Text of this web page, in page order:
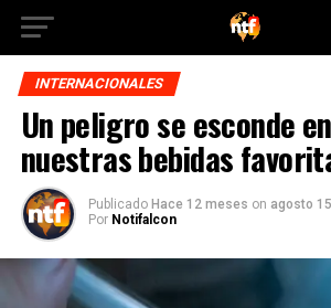
INTERNACIONALES
Un peligro se esconde
nuestras bebidas
Publicado Hace 12 meses on agosto
Por Notifalcon